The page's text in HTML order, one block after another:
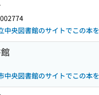
中央図書館のサイトでこの本
中央図書館のサイトでこの本